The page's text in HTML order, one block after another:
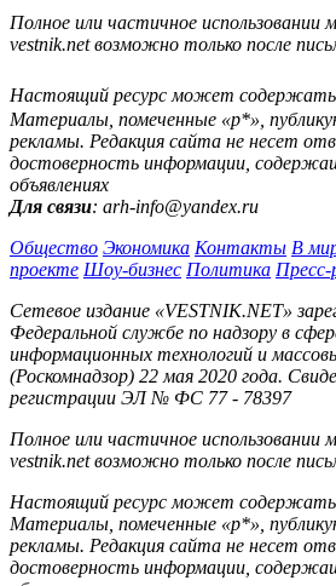
Полное или частичное использовании
vestnik.net возможно только после
Настоящий ресурс может
Материалы, помеченные «р*»,
рекламы. Редакция сайта не несет
достоверность информации,
объявлениях
Для связи: arh-info@yandex.ru
Общество Экономика Контакты В
проекте Шоу-бизнес Политика Пресс-
Сетевое издание «VESTNIK.NET»
Федеральной службе по надзору в
информационных технологий и
(Роскомнадзор) 22 мая 2020 года.
регистрации ЭЛ № ФС 77 - 78397
Полное или частичное использовании
vestnik.net возможно только после
Настоящий ресурс может
Материалы, помеченные «р*»,
рекламы. Редакция сайта не несет
достоверность информации,